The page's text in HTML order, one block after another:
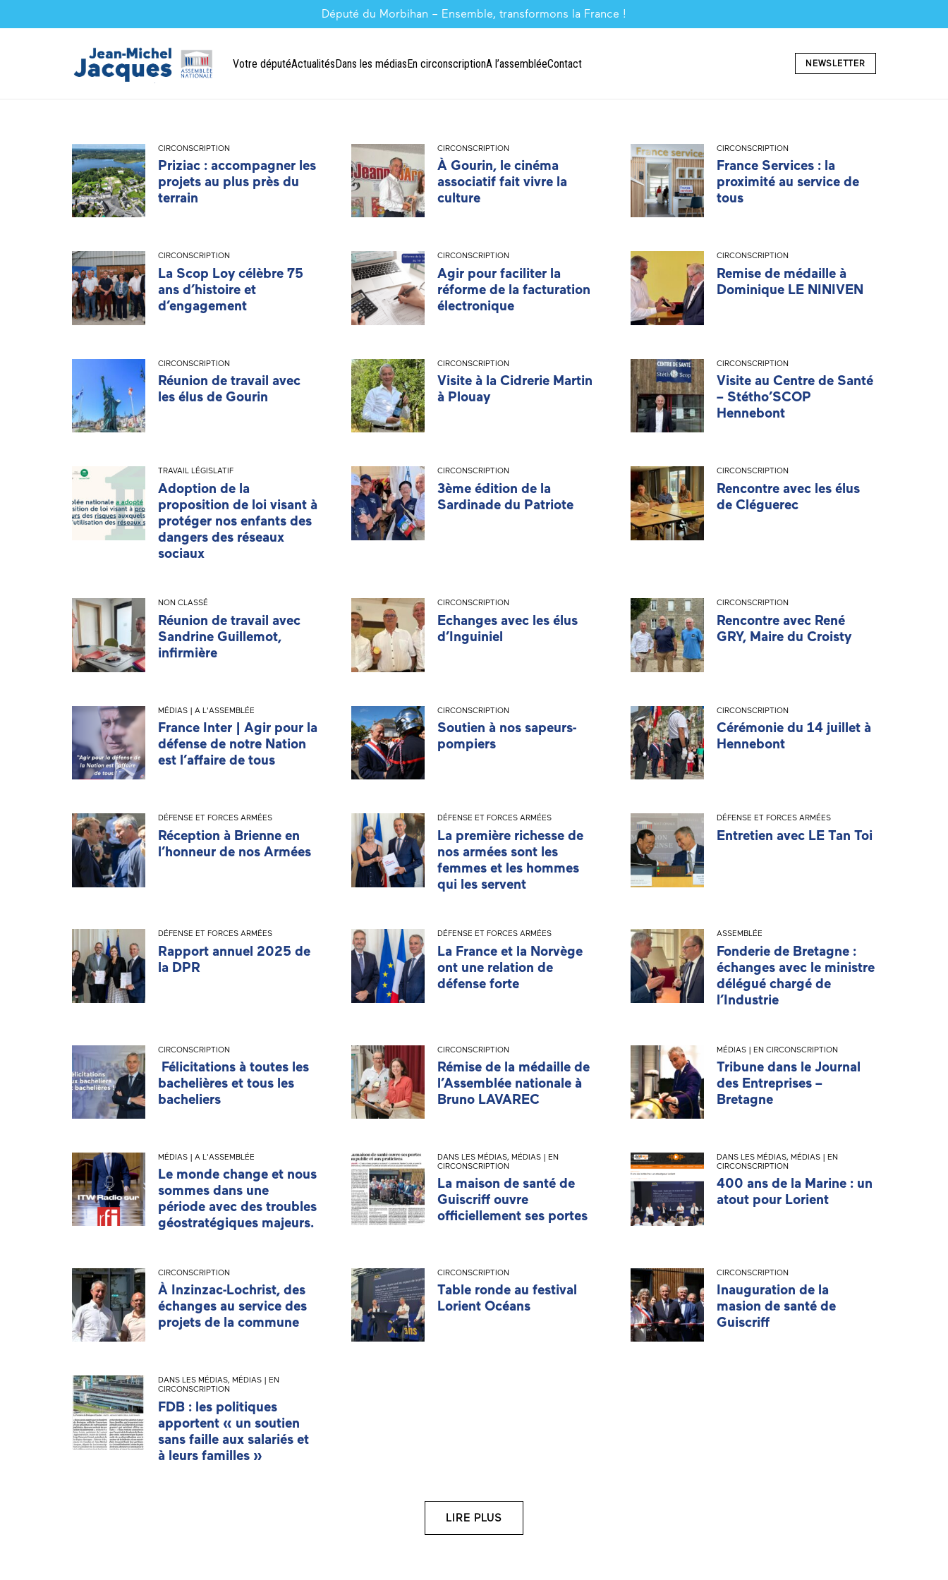
Député du Morbihan – Ensemble, transformons la France !
Votre députéActualitésDans les médiasEn circonscriptionA l’assembléeContact NEWSLETTER
CIRCONSCRIPTION
Priziac : accompagner les
projets au plus près du
terrain
CIRCONSCRIPTION
À Gourin, le cinéma
associatif fait vivre la
culture
CIRCONSCRIPTION
France Services : la
proximité au service de
tous
CIRCONSCRIPTION
La Scop Loy célèbre 75
ans d’histoire et
d’engagement
CIRCONSCRIPTION
Agir pour faciliter la
réforme de la facturation
électronique
CIRCONSCRIPTION
Remise de médaille à
Dominique LE NINIVEN
CIRCONSCRIPTION
Réunion de travail avec
les élus de Gourin
CIRCONSCRIPTION
Visite à la Cidrerie Martin
à Plouay
CIRCONSCRIPTION
Visite au Centre de Santé
– Stétho’SCOP
Hennebont
TRAVAIL LÉGISLATIF
Adoption de la
proposition de loi visant à
protéger nos enfants des
dangers des réseaux
sociaux
CIRCONSCRIPTION
3ème édition de la
Sardinade du Patriote
CIRCONSCRIPTION
Rencontre avec les élus
de Cléguerec
NON CLASSÉ
Réunion de travail avec
Sandrine Guillemot,
infirmière
CIRCONSCRIPTION
Echanges avec les élus
d’Inguiniel
CIRCONSCRIPTION
Rencontre avec René
GRY, Maire du Croisty
MÉDIAS | A L'ASSEMBLÉE
France Inter | Agir pour la
défense de notre Nation
est l’affaire de tous
CIRCONSCRIPTION
Soutien à nos sapeurs-
pompiers
CIRCONSCRIPTION
Cérémonie du 14 juillet à
Hennebont
DÉFENSE ET FORCES ARMÉES
Réception à Brienne en
l’honneur de nos Armées
DÉFENSE ET FORCES ARMÉES
La première richesse de
nos armées sont les
femmes et les hommes
qui les servent
DÉFENSE ET FORCES ARMÉES
Entretien avec LE Tan Toi
DÉFENSE ET FORCES ARMÉES
Rapport annuel 2025 de
la DPR
DÉFENSE ET FORCES ARMÉES
La France et la Norvège
ont une relation de
défense forte
ASSEMBLÉE
Fonderie de Bretagne :
échanges avec le ministre
délégué chargé de
l’Industrie
CIRCONSCRIPTION
Félicitations à toutes les
bachelières et tous les
bacheliers
CIRCONSCRIPTION
Rémise de la médaille de
l’Assemblée nationale à
Bruno LAVAREC
MÉDIAS | EN CIRCONSCRIPTION
Tribune dans le Journal
des Entreprises –
Bretagne
MÉDIAS | A L'ASSEMBLÉE
Le monde change et nous
sommes dans une
période avec des troubles
géostratégiques majeurs.
DANS LES MÉDIAS, MÉDIAS | EN
CIRCONSCRIPTION
La maison de santé de
Guiscriff ouvre
officiellement ses portes
DANS LES MÉDIAS, MÉDIAS | EN
CIRCONSCRIPTION
400 ans de la Marine : un
atout pour Lorient
CIRCONSCRIPTION
À Inzinzac-Lochrist, des
échanges au service des
projets de la commune
CIRCONSCRIPTION
Table ronde au festival
Lorient Océans
CIRCONSCRIPTION
Inauguration de la
masion de santé de
Guiscriff
DANS LES MÉDIAS, MÉDIAS | EN
CIRCONSCRIPTION
FDB : les politiques
apportent « un soutien
sans faille aux salariés et
à leurs familles »
LIRE PLUS